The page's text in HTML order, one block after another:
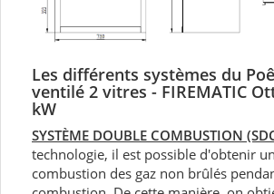
Les différents systèmes du
ventilé 2 vitres - FIREMATIC
kW
SYSTÈME DOUBLE COMBUSTION
technologie, il est possible d'obtenir
combustion des gaz non brûlés